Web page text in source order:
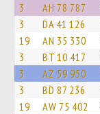
3 AH 78 787
3 DA 41 126
19 AN 35 330
3 BT 10 417
3 AZ 59 950
3 BD 87 236
19 AW 75 402